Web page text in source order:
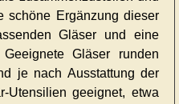
schöne Ergänzung dieser
Gläser und eine
Gläser runden
je nach Ausstattung der
Utensilien geeignet, etwa